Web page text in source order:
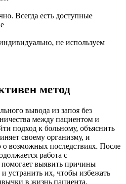
Всегда есть доступные
не используем
метод
вывода из запоя без
между пациентом и
подход к больному, объяснить
своему организму, и
возможных последствиях. После
работа с
выявить причины
устранить их, чтобы избежать
в жизнь пациента.